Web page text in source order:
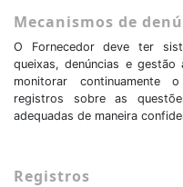
Mecanismos de
O Fornecedor deve ter
queixas, denúncias e gestão
monitorar continuamente
registros sobre as
adequadas de maneira
Registros